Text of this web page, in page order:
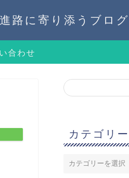
路に寄り添うブロ
合わせ
カテゴリー